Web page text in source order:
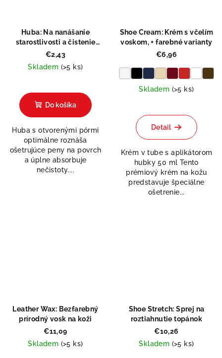
Huba: Na nanášanie
starostlivosti a čistenie
všetkých materiálov
€2,43
Skladem (>5 ks)
Do košíka
Huba s otvorenými pórmi
optimálne roznáša
ošetrujúce peny na povrch
a úplne absorbuje
nečistoty....
Shoe Cream: Krém s včelím
voskom, + farebné varianty
€6,96
Skladem (>5 ks)
Detail
Krém v tube s aplikátorom
hubky 50 ml Tento
prémiový krém na kožu
predstavuje špeciálne
ošetrenie...
Leather Wax: Bezfarebný
prírodný vosk na koži
€11,09
Skladem (>5 ks)
Shoe Stretch: Sprej na
roztiahnutie topánok
€10,26
Skladem (>5 ks)